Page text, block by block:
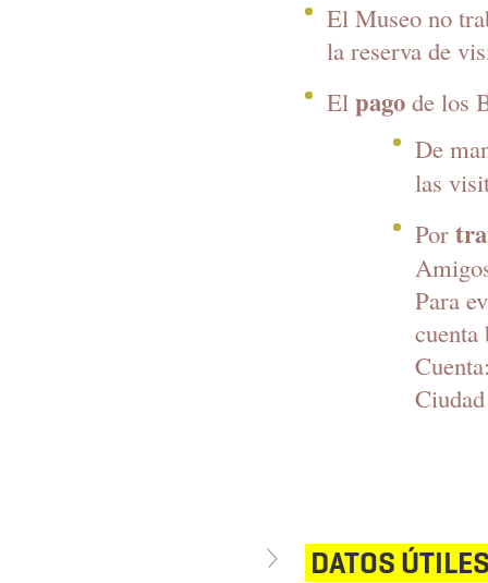
El Museo no
la reserva de
El pago de los
De
las
Por
Para
cuenta
DATOS